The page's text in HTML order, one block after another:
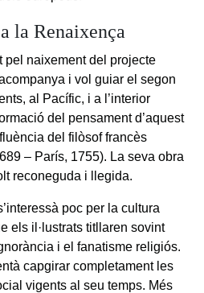
la Renaixença
pel naixement del projecte
i vol guiar el segon
al Pacífic, i a l’interior
del pensament d’aquest
del filòsof francès
– París, 1755). La seva obra
reconeguda i llegida.
poc per la cultura
els il·lustrats titllaren sovint
i el fanatisme religiós.
capgirar completament les
vigents al seu temps. Més